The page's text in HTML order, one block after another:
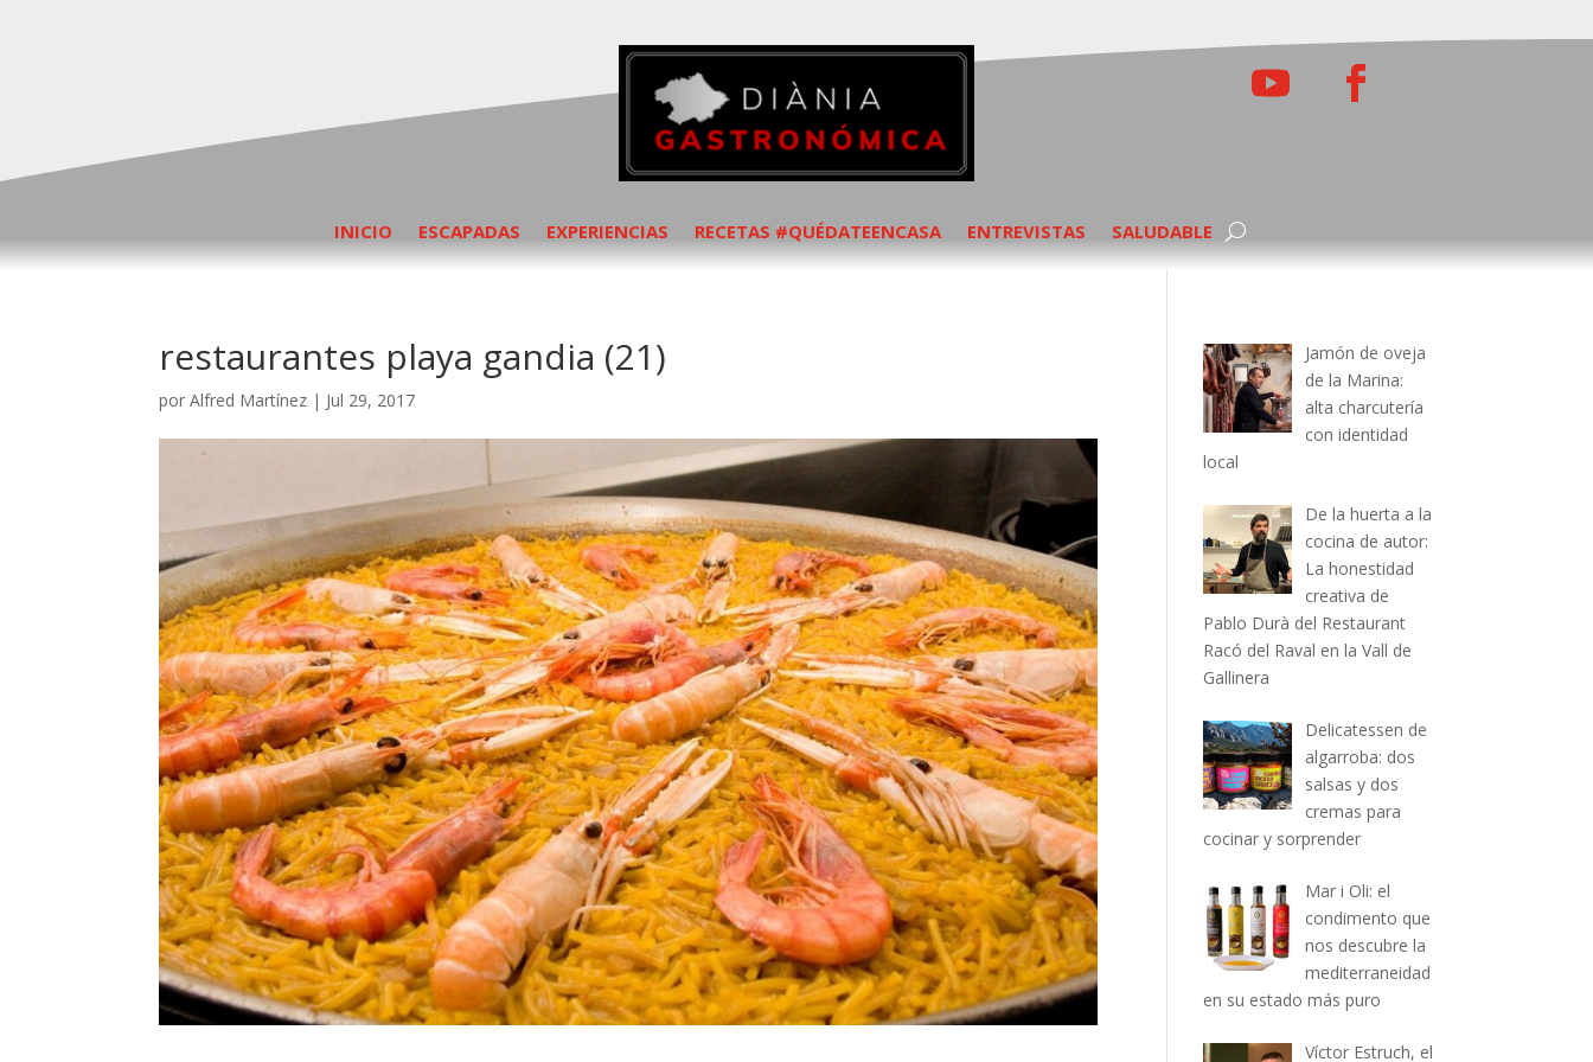
INICIO ESCAPADAS EXPERIENCIAS RECETAS #QUÉDATEENCASA ENTREVISTAS SALUDABLE
restaurantes playa gandia (21)
porAlfred Martínez | Jul 29, 2017
Jamón de oveja
de la Marina:
alta charcutería
con identidad
local
De la huerta a la
cocina de autor:
La honestidad
creativa de
Pablo Durà del Restaurant
Racó del Raval en la Vall de
Gallinera
Delicatessen de
algarroba: dos
salsas y dos
cremas para
cocinar y sorprender
Mar i Oli: el
condimento que
nos descubre la
mediterraneidad
en su estado más puro
Víctor Estruch, el